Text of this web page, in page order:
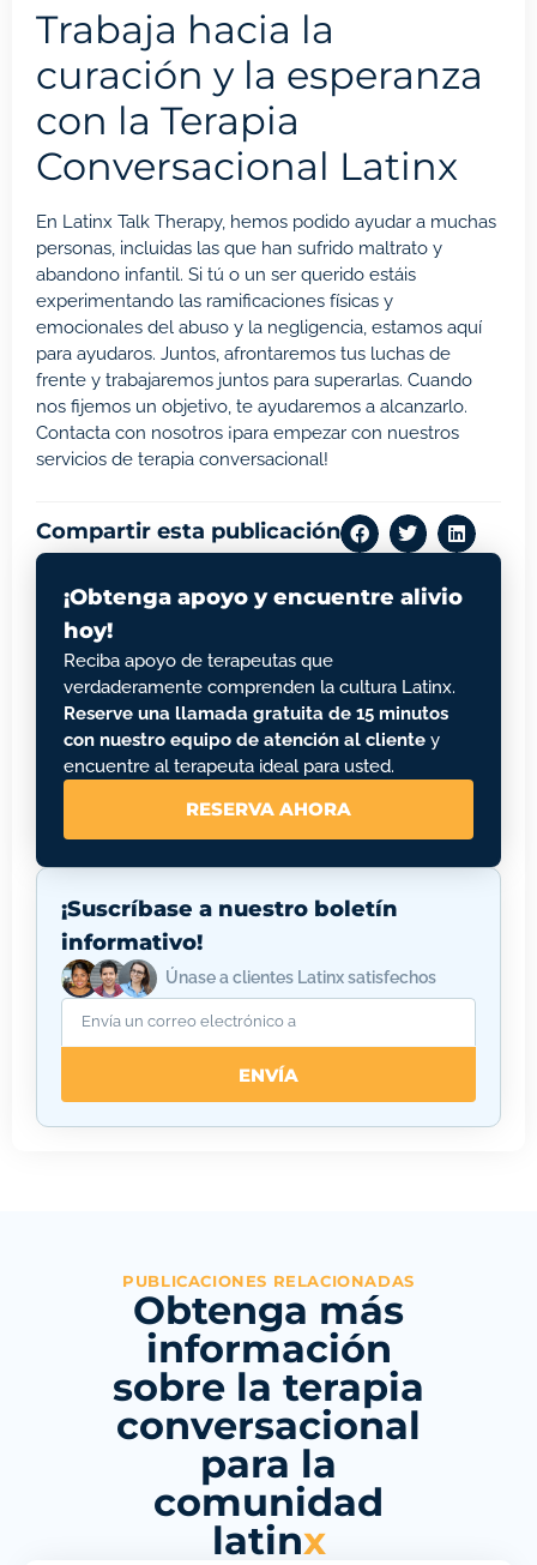
Trabaja hacia la
curación y la esperanza
con la Terapia
Conversacional Latinx
En Latinx Talk Therapy, hemos podido ayudar a muchas
personas, incluidas las que han sufrido maltrato y
abandono infantil. Si tú o un ser querido estáis
experimentando las ramificaciones físicas y
emocionales del abuso y la negligencia, estamos aquí
para ayudaros. Juntos, afrontaremos tus luchas de
frente y trabajaremos juntos para superarlas. Cuando
nos fijemos un objetivo, te ayudaremos a alcanzarlo.
Contacta con nosotros ¡para empezar con nuestros
servicios de terapia conversacional!
Compartir esta publicación
¡Suscríbase a nuestro boletín
informativo!
Únase a clientes Latinx satisfechos
ENVÍA
¡Obtenga apoyo y encuentre alivio
hoy!
Reciba apoyo de terapeutas que
verdaderamente comprenden la cultura Latinx.
Reserve una llamada gratuita de 15 minutos
con nuestro equipo de atención al cliente y
encuentre al terapeuta ideal para usted.
RESERVA AHORA
PUBLICACIONES RELACIONADAS
Obtenga más
información
sobre la terapia
conversacional
para la
comunidad
latinx